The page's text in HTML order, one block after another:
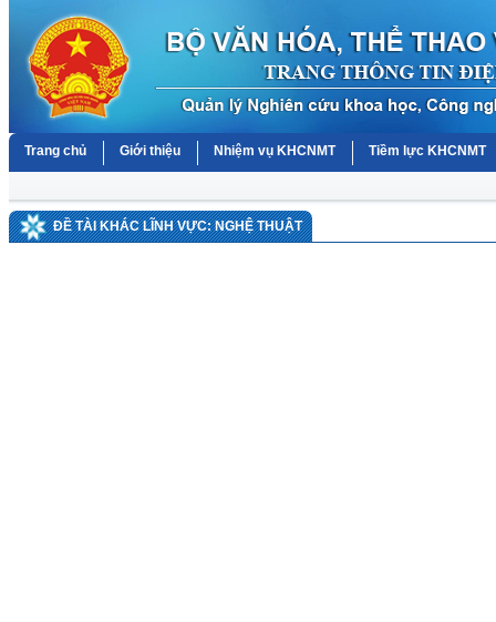
Trang chủ Giới thiệu Nhiệm vụ KHCNMT Tiềm lực KHCNMT
ĐỀ TÀI KHÁC LĨNH VỰC: NGHỆ THUẬT